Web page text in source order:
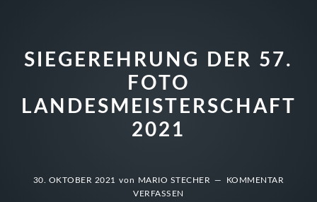
SIEGEREHRUNG DER 57.
FOTO
LANDESMEISTERSCHAFT
2021
30. OKTOBER 2021 von MARIO STECHER
KOMMENTAR
VERFASSEN